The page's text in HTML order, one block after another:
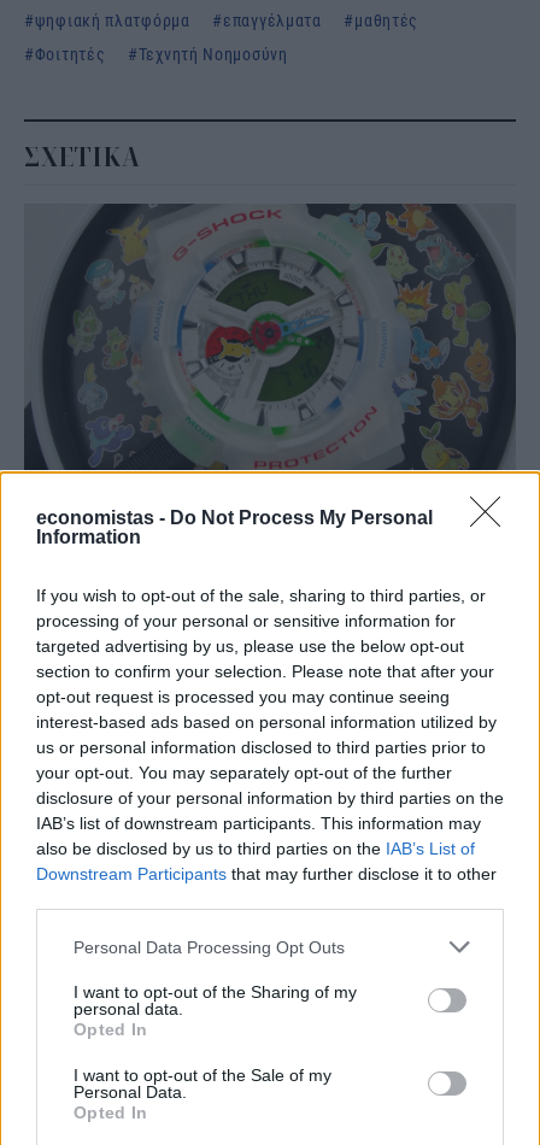
economistas - Do Not Process My Personal
Information
If you wish to opt-out of the sale, sharing to third parties, or
processing of your personal or sensitive information for
targeted advertising by us, please use the below opt-out
section to confirm your selection. Please note that after your
opt-out request is processed you may continue seeing
interest-based ads based on personal information utilized by
us or personal information disclosed to third parties prior to
your opt-out. You may separately opt-out of the further
disclosure of your personal information by third parties on the
IAB’s list of downstream participants. This information may
also be disclosed by us to third parties on the IAB’s List of
Downstream Participants that may further disclose it to other
Personal Data Processing Opt Outs
I want to opt-out of the Sharing of my
personal data.
Opted In
I want to opt-out of the Sale of my
Personal Data.
Opted In
ψηφιακή πλατφόρμα
επαγγέλματα
μαθητές
Φοιτητές
Τεχνητή Νοημοσύνη
ΣΧΕΤΙΚΑ
Casio: Το νέο G-SHOCK Pokémon για τα 30
Η Casio προχώρησε σε επίσημη συνεργασία με τα Pokémon,
παρουσιάζοντας ένα νέο G-SHOCK που συγκεντρώνει 30
διαφορετικά Pokémon στο λουράκι του. Το νέο μοντέλο φέρει την
ονομασία GA110PKM-7A και δημιουργήθηκε για να τιμήσει την 30ή
επέτειο του ιδιαίτερα δημοφιλούς franchise.
NEWSROOM/06 Αυγ 2026
ΕΠΙΧΕΙΡΗΣΕΙΣ
Metlen: Ρεκόρ εξαμήνου με EBITDA 550 εκατ.